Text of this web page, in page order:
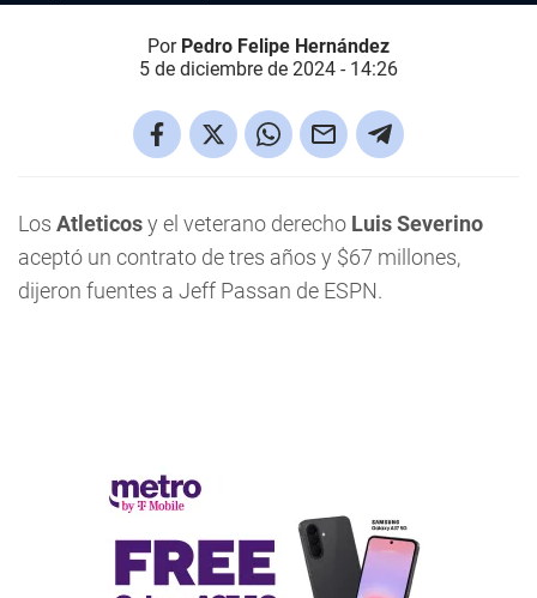
Por Pedro Felipe Hernández
5 de diciembre de 2024 - 14:26
Los Atleticosy el veterano derecho Luis Severino
aceptó un contrato de tres años y $67 millones,
dijeron fuentes a Jeff Passan de ESPN.